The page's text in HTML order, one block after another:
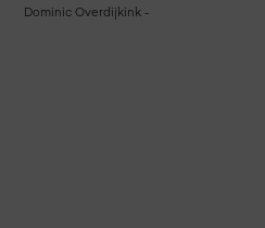
Dominic Overdijkink -